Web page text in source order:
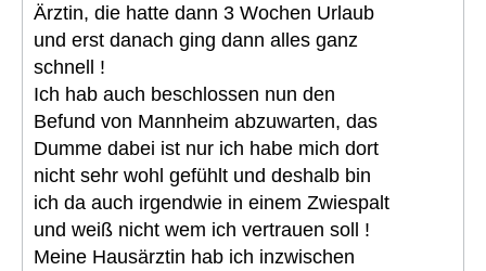
Ärztin, die hatte dann 3 Wochen Urlaub
und erst danach ging dann alles ganz
schnell !
Ich hab auch beschlossen nun den
Befund von Mannheim abzuwarten, das
Dumme dabei ist nur ich habe mich dort
nicht sehr wohl gefühlt und deshalb bin
ich da auch irgendwie in einem Zwiespalt
und weiß nicht wem ich vertrauen soll !
Meine Hausärztin hab ich inzwischen